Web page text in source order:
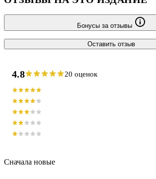
Бонусы за отзывы
Оставить отзыв
4.8 20 оценок
Сначала новые